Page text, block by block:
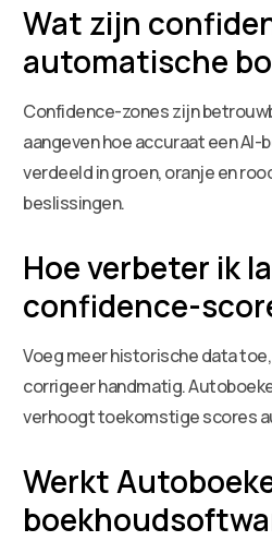
Wat zijn
automatische
Confidence-zones zijn
aangeven hoe accuraat een AI-
verdeeld in groen, oranje en
beslissingen.
Hoe verbeter ik
confidence-
Voeg meer historische data
corrigeer handmatig.
verhoogt toekomstige scores
Werkt